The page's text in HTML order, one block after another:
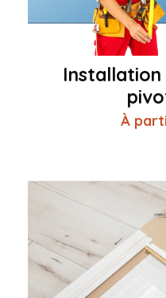
Installation
À